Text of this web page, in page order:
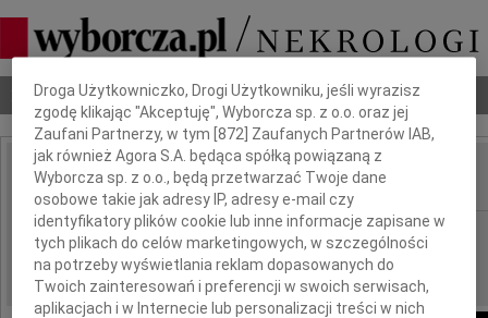
Nekrologi Odeszli Poradnik pogrzebowy
IMIĘ I NAZWISKO:
REGION: Zielona Góra
DATA EMISJI: 03.10.2024
Dbamy o Twoją prywatność
Droga Użytkowniczko, Drogi Użytkowniku, jeśli wyrazisz
zgodę klikając "Akceptuję", Wyborcza sp. z o.o. oraz jej
Zaufani Partnerzy, w tym [872] Zaufanych Partnerów IAB,
jak również Agora S.A. będąca spółką powiązaną z
Wyborcza sp. z o.o., będą przetwarzać Twoje dane
osobowe takie jak adresy IP, adresy e-mail czy
identyfikatory plików cookie lub inne informacje zapisane w
tych plikach do celów marketingowych, w szczególności
na potrzeby wyświetlania reklam dopasowanych do
Twoich zainteresowań i preferencji w swoich serwisach,
aplikacjach i w Internecie lub personalizacji treści w nich